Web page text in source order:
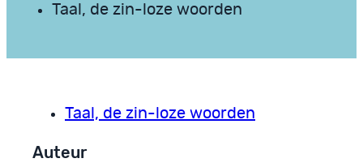
Taal, de zin-loze woorden
Taal, de zin-loze woorden
Auteur